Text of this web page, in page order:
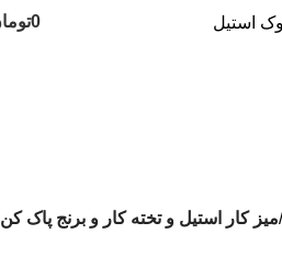
0
میز کار استیل و تخته کار و برنج پاک کن